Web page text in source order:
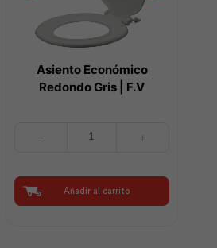
Asiento Económico
Redondo Gris | F.V
Gris
F.V
Añadir al carrito